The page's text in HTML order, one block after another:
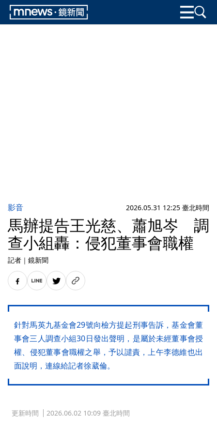
影音 2026.05.31 12:25 臺北時間
馬辦提告王光慈、蕭旭岑 調
查小組轟：侵犯董事會職權
記者 ｜ 鏡新聞
針對馬英九基金會29號向檢方提起刑事告訴，基金會董
事會三人調查小組30日發出聲明，是屬於未經董事會授
權、侵犯董事會職權之舉，予以譴責，上午李德維也出
面說明，連線給記者徐葳倫。
更新時間 2026.06.02 10:09 臺北時間